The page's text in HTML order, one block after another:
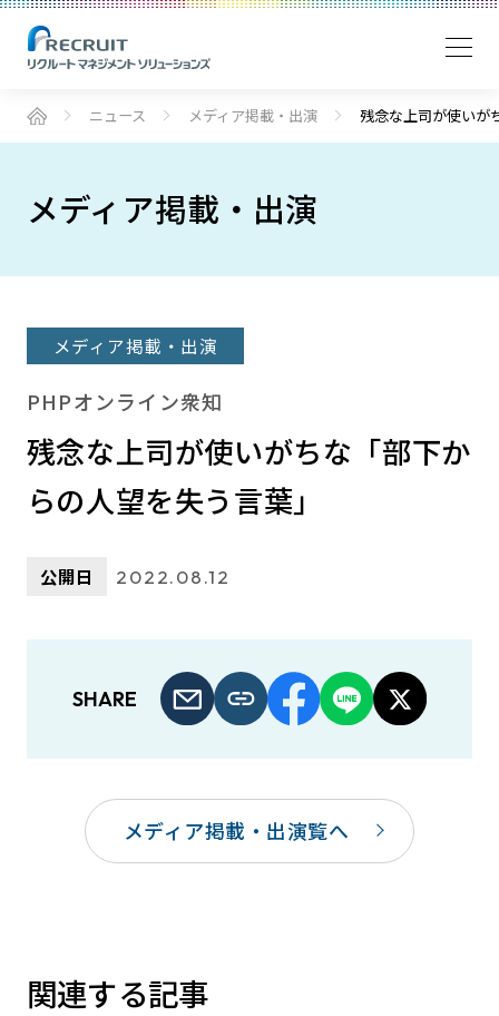
ニュース メディア掲載・出演 残念な上司が使いが
メディア掲載・出演
メディア掲載・出演
PHPオンライン衆知
残念な上司が使いがちな「部下か
らの人望を失う言葉」
公開日 2022.08.12
SHARE
メディア掲載・出演覧へ
関連する記事